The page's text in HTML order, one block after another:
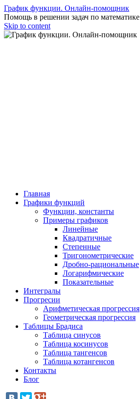
График функции. Онлайн-помощник
Помощь в решении задач по математике
Skip to content
Главная
Графики функций
Функции, константы
Примеры графиков
Линейные
Квадратичные
Степенные
Тригонометрические
Дробно-рациональные
Логарифмические
Показательные
Интегралы
Прогресии
Арифметическая прогрессия
Геометрическая прогрессия
Таблицы Брадиса
Таблица синусов
Таблица косинусов
Таблица тангенсов
Таблица котангенсов
Контакты
Блог